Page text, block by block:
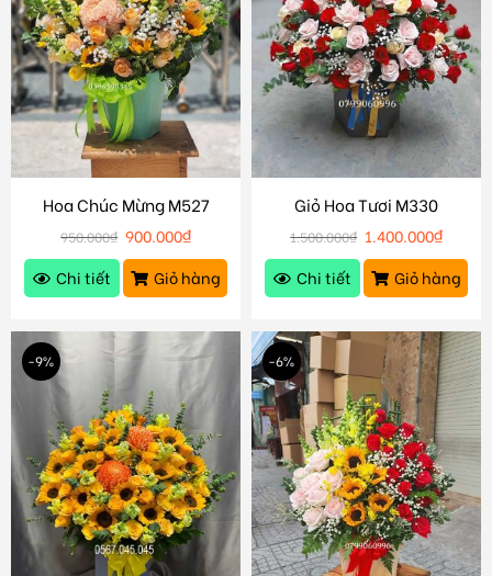
Hoa Chúc Mừng M527
950.000₫ 900.000₫
Chi tiết
Giỏ hàng
Giỏ Hoa Tươi M330
1.500.000₫ 1.400.000₫
Chi tiết
Giỏ hàng
-9% -6%